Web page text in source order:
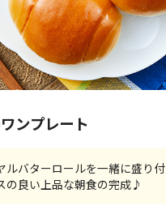
ンプレート
ルバターロールを一緒に盛り付
の良い上品な朝食の完成♪